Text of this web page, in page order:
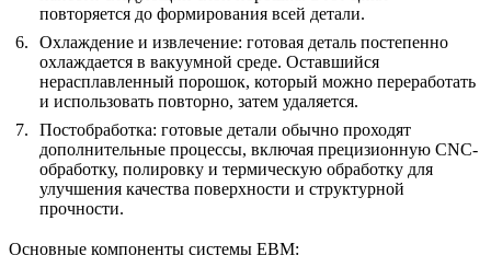
повторяется до формирования всей детали.
Охлаждение и извлечение: готовая деталь постепенно
охлаждается в вакуумной среде. Оставшийся
нерасплавленный порошок, который можно переработать
и использовать повторно, затем удаляется.
Постобработка: готовые детали обычно проходят
дополнительные процессы, включая прецизионную CNC-
обработку, полировку и термическую обработку для
улучшения качества поверхности и структурной
прочности.
Основные компоненты системы EBM: